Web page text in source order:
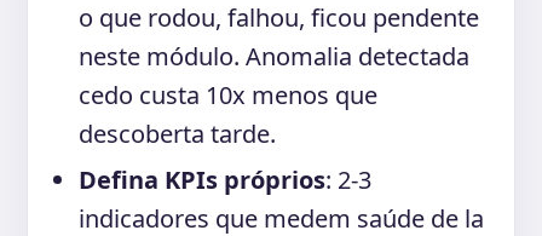
o que rodou, falhou, ficou pendente
neste módulo. Anomalia detectada
cedo custa 10x menos que
descoberta tarde.
Defina KPIs próprios: 2-3
indicadores que medem saúde de la